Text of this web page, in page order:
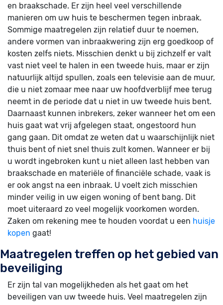
en braakschade. Er zijn heel veel verschillende
manieren om uw huis te beschermen tegen inbraak.
Sommige maatregelen zijn relatief duur te noemen,
andere vormen van inbraakwering zijn erg goedkoop of
kosten zelfs niets. Misschien denkt u bij zichzelf er valt
vast niet veel te halen in een tweede huis, maar er zijn
natuurlijk altijd spullen, zoals een televisie aan de muur,
die u niet zomaar mee naar uw hoofdverblijf mee terug
neemt in de periode dat u niet in uw tweede huis bent.
Daarnaast kunnen inbrekers, zeker wanneer het om een
huis gaat wat vrij afgelegen staat, ongestoord hun
gang gaan. Dit omdat ze weten dat u waarschijnlijk niet
thuis bent of niet snel thuis zult komen. Wanneer er bij
u wordt ingebroken kunt u niet alleen last hebben van
braakschade en materiële of financiële schade, vaak is
er ook angst na een inbraak. U voelt zich misschien
minder veilig in uw eigen woning of bent bang. Dit
moet uiteraard zo veel mogelijk voorkomen worden.
Zaken om rekening mee te houden voordat u een huisje
kopen gaat!
Maatregelen treffen op het gebied van
beveiliging
Er zijn tal van mogelijkheden als het gaat om het
beveiligen van uw tweede huis. Veel maatregelen zijn